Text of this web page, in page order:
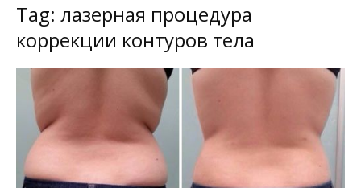
Tag: лазерная процедура
коррекции контуров тела